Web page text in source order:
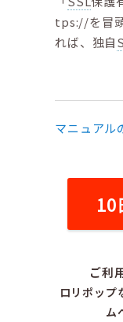
tps://を冒
れば、独自
マニュアル
10
ご利
ロリポップ
ム